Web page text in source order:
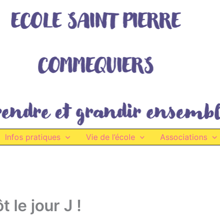
Infos pratiques Vie de l’école Associations
le jour J !